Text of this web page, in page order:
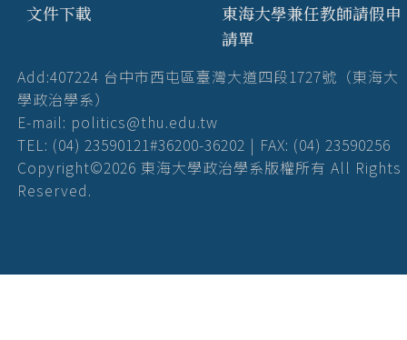
文件下載
東海大學兼任教師請假申
請單
Add:407224 台中市西屯區臺灣大道四段1727號（東海大
學政治學系）
E-mail: politics@thu.edu.tw
TEL: (04) 23590121#36200-36202 | FAX: (04) 23590256
Copyright©2026 東海大學政治學系版權所有 All Rights
Reserved.